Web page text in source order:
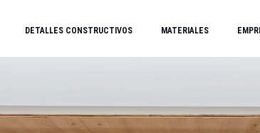
DETALLES CONSTRUCTIVOS MATERIALES